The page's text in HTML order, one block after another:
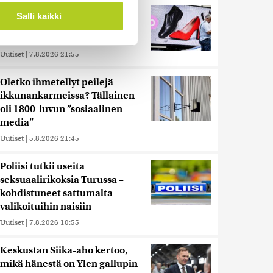
. Voit muuttaa
tukemiseen
tietoja muihin tietoihin, joita
siirtää ulkomaille.
Salli kaikki
Reuters: Ukraina on tuhonnut
Uutiset | 7.8.2026 21:55
Oletko ihmetellyt peilejä
ikkunankarmeissa? Tällainen
oli 1800-luvun ”sosiaalinen
media”
Uutiset | 5.8.2026 21:45
Poliisi tutkii useita
seksuaalirikoksia Turussa –
kohdistuneet sattumalta
valikoituihin naisiin
Uutiset | 7.8.2026 10:55
Keskustan Siika-aho kertoo,
mikä hänestä on Ylen gallupin